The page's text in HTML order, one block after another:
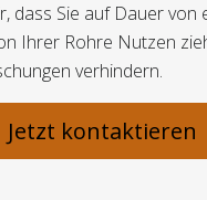
dass Sie auf Dauer von
Ihrer Rohre Nutzen
verhindern.
Jetzt kontaktieren